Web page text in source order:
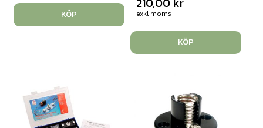
KÖP exkl moms
KÖP